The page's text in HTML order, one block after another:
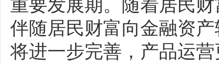
重要发展期。随着居民
伴随居民财富向金融资
将进一步完善，产品运